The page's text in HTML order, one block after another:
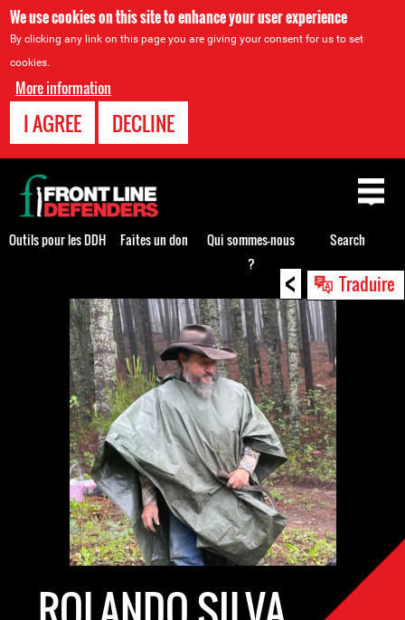
We use cookies on this site to enhance your user experience
By clicking any link on this page you are giving your consent for us to set
cookies.
More information
I AGREE DECLINE
< Traduire
Back
to
top
Outils pour les DDH Faites un don
Qui sommes-nous
?
Search